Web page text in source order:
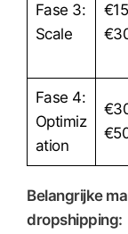
Fase 3:
Scale
Fase 4:
Optimiz
ation
Belangrijke
dropshipping: